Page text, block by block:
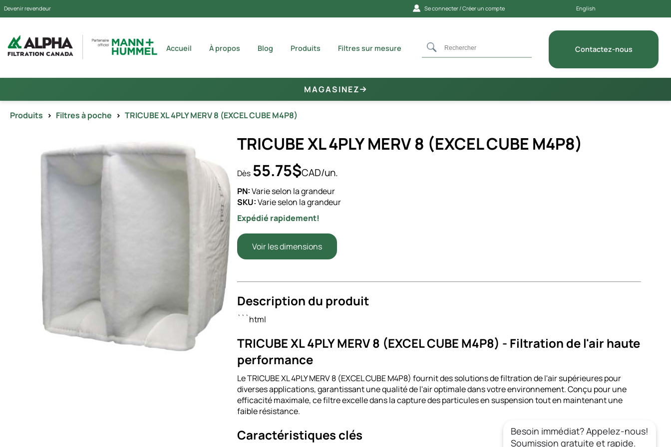
Devenir revendeur Se connecter / Créer un compte English
Accueil À propos Blog Produits Filtres sur mesure Contactez-nous
MAGASINEZ
Produits > Filtres à poche > TRICUBE XL 4PLY MERV 8 (EXCEL CUBE M4P8)
TRICUBE XL 4PLY MERV 8 (EXCEL CUBE M4P8)
Dès 55.75$CAD/un.
PN:Varie selon la grandeur
SKU:Varie selon la grandeur
Expédié rapidement!
Voir les dimensions
Description du produit
```html
TRICUBE XL 4PLY MERV 8 (EXCEL CUBE M4P8) - Filtration de l'air haute
performance
Le TRICUBE XL 4PLY MERV 8 (EXCEL CUBE M4P8) fournit des solutions de filtration de l'air supérieures pour
diverses applications, garantissant une qualité de l'air optimale dans votre environnement. Conçu pour une
efficacité maximale, ce filtre excelle dans la capture des particules en suspension tout en maintenant une
faible résistance.
Caractéristiques clés
Besoin immédiat? Appelez-nous!
Soumission gratuite et rapide.